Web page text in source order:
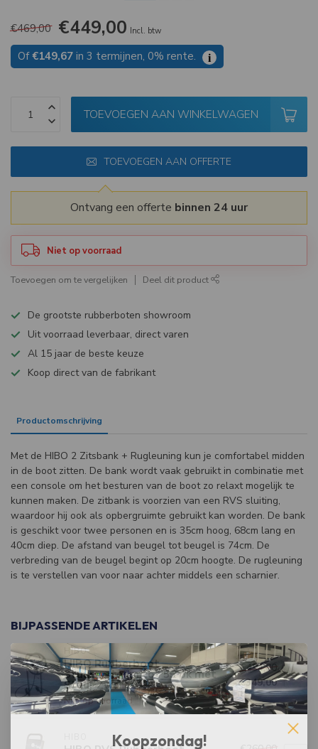
€469,00 €449,00 Incl. btw
Of€149,67 in 3 termijnen, 0% rente. i
TOEVOEGEN AAN WINKELWAGEN
TOEVOEGEN AAN OFFERTE
Ontvang een offerte binnen 24 uur
Niet op voorraad
Toevoegen om te vergelijken Deel dit product
De grootste rubberboten showroom
Uit voorraad leverbaar, direct varen
Al 15 jaar de beste keuze
Koop direct van de fabrikant
Productomschrijving
Met de HIBO 2 Zitsbank + Rugleuning kun je comfortabel midden
in de boot zitten. De bank wordt vaak gebruikt in combinatie met
een console om het besturen van de boot zo relaxt mogelijk te
kunnen maken. De zitbank is voorzien van een RVS sluiting,
waardoor hij ook als opbergruimte gebruikt kan worden. De bank
is geschikt voor twee personen en is 35cm hoog, 68cm lang en
40cm diep. De afstand van beugel tot beugel is 74cm. De
verbreding van de beugel begint op 20cm hoogte. De rugleuning
is te verstellen van voor naar achter middels een scharnier.
BIJPASSENDE ARTIKELEN
HIBO
HIBO Rubberboot
Stuursysteem tot 55 pk met
Stuur Zwart
Niet op voorraad
€494,00
€349,00
Koopzondag!